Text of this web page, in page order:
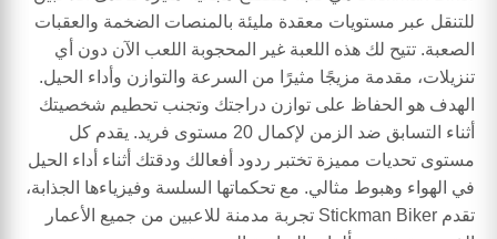
للتنقل عبر مستويات معقدة مليئة بالمنصات الضخمة والعقبات
الصعبة. تتيح لك هذه اللعبة غير المحجوبة اللعب الآن دون أي
تنزيلات، مقدمة مزيجًا مثيرًا من السرعة والتوازن وأداء الحيل.
الهدف هو الحفاظ على توازن دراجتك وتجنب تحطيم شخصيتك
أثناء التسابق ضد الزمن لإكمال 20 مستوى فريد. يقدم كل
مستوى تحديات مميزة تختبر ردود أفعالك ودقتك أثناء أداء الحيل
في الهواء وهبوط مثالي. مع تحكماتها السلسة وفيزياءها الجذابة،
تقدم Stickman Biker تجربة مدمنة للاعبين من جميع الأعمار